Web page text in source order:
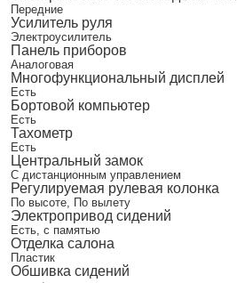
Передние
Усилитель руля
Электроусилитель
Панель приборов
Аналоговая
Многофункциональный дисплей
Есть
Бортовой компьютер
Есть
Тахометр
Есть
Центральный замок
С дистанционным управлением
Регулируемая рулевая колонка
По высоте, По вылету
Электропривод сидений
Есть, с памятью
Отделка салона
Пластик
Обшивка сидений